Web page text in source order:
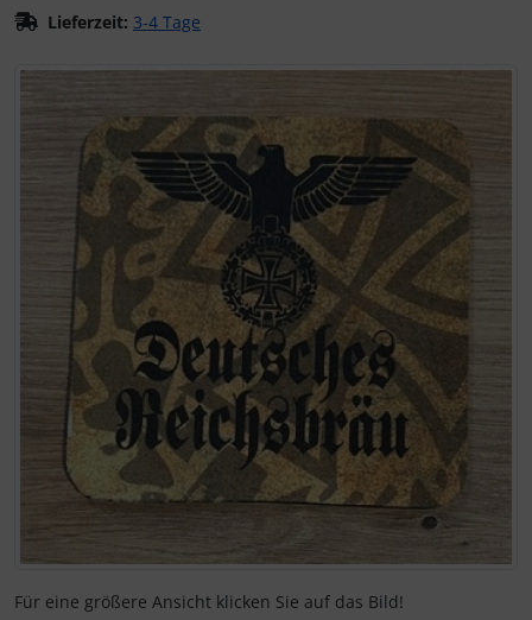
Lieferzeit: 3-4 Tage
Wenn mehr als ein Produktbild existiert, können Sie die
Für eine größere Ansicht klicken Sie auf das Bild!